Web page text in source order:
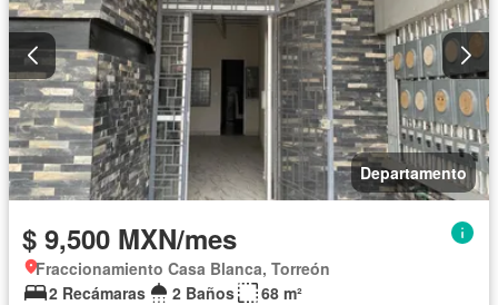
Departamento
$ 9,500 MXN/mes
Fraccionamiento Casa Blanca, Torreón
2 Recámaras
2 Baños 68 m²